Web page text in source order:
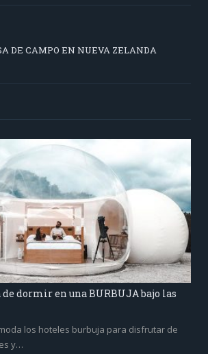
DE CAMPO EN NUEVA ZELANDA
dormir en una BURBUJA bajo las
los hoteles burbuja para disfrutar de
y…